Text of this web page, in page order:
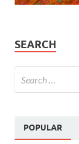
SEARCH
POPULAR